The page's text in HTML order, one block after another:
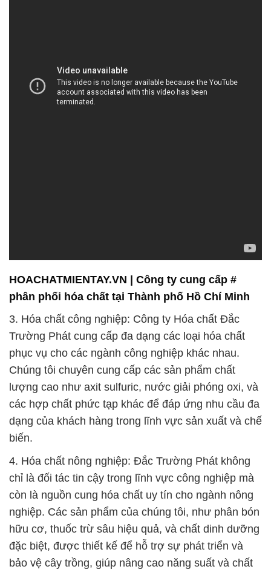
Trường Phát cung cấp đa dạng các loại hóa chất
phục vụ cho các ngành công nghiệp khác nhau.
Chúng tôi chuyên cung cấp các sản phẩm chất
lượng cao như axit sulfuric, nước giải phóng oxi, và
các hợp chất phức tạp khác để đáp ứng nhu cầu đa
dạng của khách hàng trong lĩnh vực sản xuất và chế
biến.
4. Hóa chất nông nghiệp: Đắc Trường Phát không
chỉ là đối tác tin cậy trong lĩnh vực công nghiệp mà
còn là nguồn cung hóa chất uy tín cho ngành nông
nghiệp. Các sản phẩm của chúng tôi, như phân bón
hữu cơ, thuốc trừ sâu hiệu quả, và chất dinh dưỡng
đặc biệt, được thiết kế để hỗ trợ sự phát triển và
bảo vệ cây trồng, giúp nâng cao năng suất và chất
lượng sản phẩm nông sản.
5. Dịch vụ tư vấn và hỗ trợ kỹ thuật: Với đội ngũ
chuyên gia giàu kinh nghiệm, chúng tôi cam kết
mang đến dịch vụ tư vấn và hỗ trợ kỹ thuật tận tâm.